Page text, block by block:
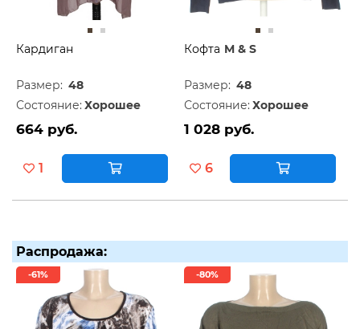
Кардиган
Размер: 48
Состояние: Хорошее
664 руб.
1
Кофта M & S
Размер: 48
Состояние: Хорошее
1 028 руб.
6
Распродажа:
-61% -80%